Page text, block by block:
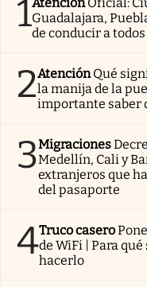
1Guadalajara,
de conducir a
2AtenciónQué
la manija de la
importante saber
3Migraciones
Medellín, Cali y
extranjeros que
del pasaporte
4Truco casero
de WiFi | Para
hacerlo